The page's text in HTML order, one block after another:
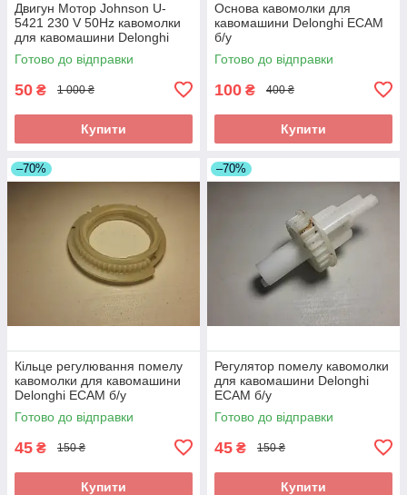
Двигун Мотор Johnson U-
5421 230 V 50Hz кавомолки
для кавомашини Delonghi
ECAM б/у _лот_3 НЕ
Робочий!
Готово до відправки
50 ₴ 1 000 ₴
Купити
Основа кавомолки для
кавомашини Delonghi ECAM
б/у
Готово до відправки
100 ₴ 400 ₴
Купити
–70%
Кільце регулювання помелу
кавомолки для кавомашини
Delonghi ECAM б/у
Готово до відправки
45 ₴ 150 ₴
Купити
–70%
Регулятор помелу кавомолки
для кавомашини Delonghi
ECAM б/у
Готово до відправки
45 ₴ 150 ₴
Купити